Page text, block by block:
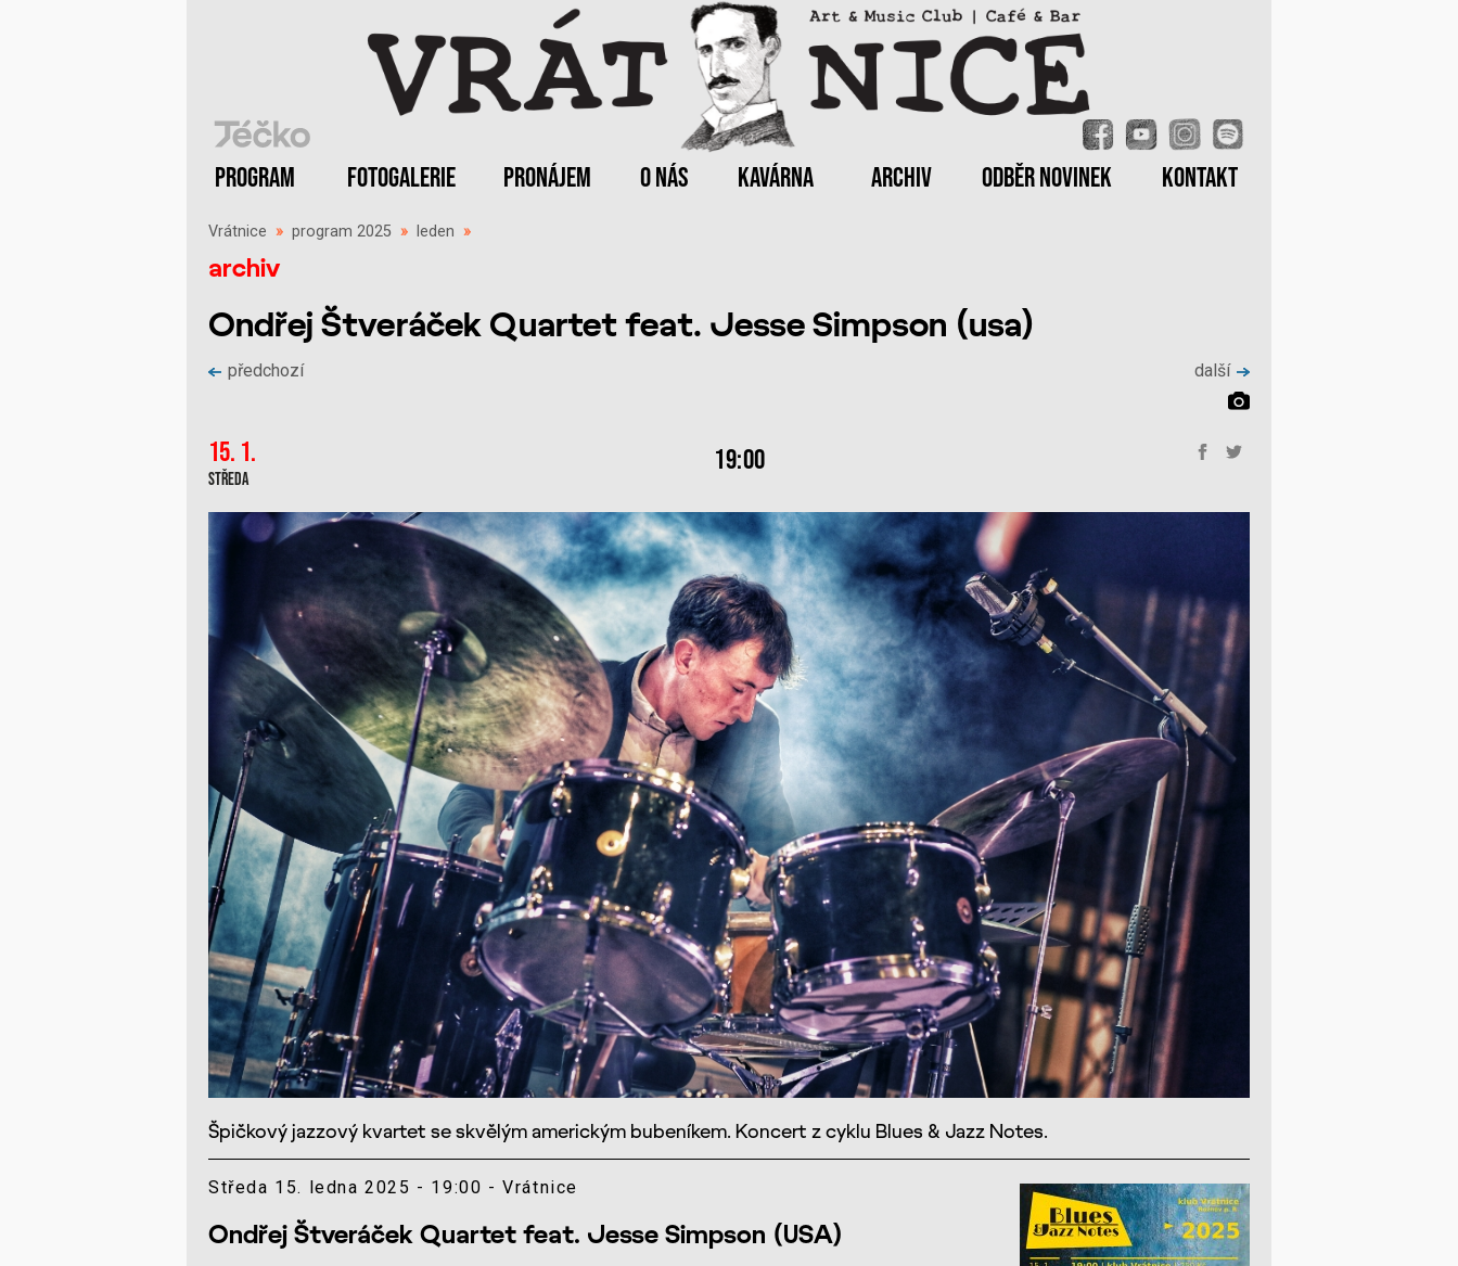
PROGRAM FOTOGALERIE PRONÁJEM O NÁS KAVÁRNA ARCHIV ODBĚR NOVINEK KONTAKT
Vrátnice » program 2025 » leden »
archiv
Ondřej Štveráček Quartet feat. Jesse Simpson (usa)
předchozí další
15. 1.
Středa
19:00
Špičkový jazzový kvartet se skvělým americkým bubeníkem. Koncert z cyklu Blues & Jazz Notes.
Středa 15. ledna 2025 - 19:00 - Vrátnice
Ondřej Štveráček Quartet feat. Jesse Simpson (USA)